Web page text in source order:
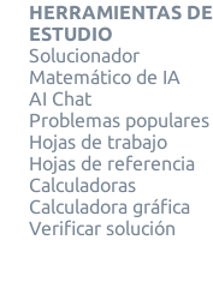
HERRAMIENTAS DE
ESTUDIO
Solucionador
Matemático de IA
AI Chat
Problemas populares
Hojas de trabajo
Hojas de referencia
Calculadoras
Calculadora gráfica
Verificar solución